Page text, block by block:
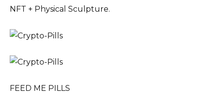
NFT + Physical Sculpture.
FEED ME PILLS